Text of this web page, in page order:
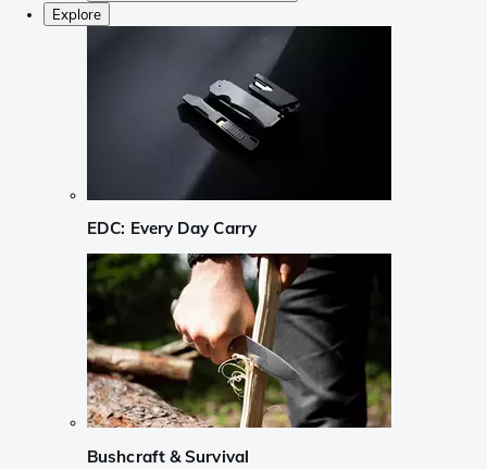
Explore
EDC: Every Day Carry
Bushcraft & Survival